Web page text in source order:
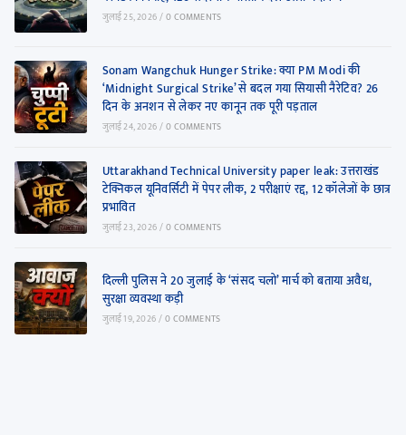
जुलाई 25, 2026/0 COMMENTS
Sonam Wangchuk Hunger Strike: क्या PM Modi की
‘Midnight Surgical Strike’ से बदल गया सियासी नैरेटिव? 26
दिन के अनशन से लेकर नए कानून तक पूरी पड़ताल
जुलाई 24, 2026/0 COMMENTS
Uttarakhand Technical University paper leak: उत्तराखंड
टेक्निकल यूनिवर्सिटी में पेपर लीक, 2 परीक्षाएं रद्द, 12 कॉलेजों के छात्र
प्रभावित
जुलाई 23, 2026/0 COMMENTS
दिल्ली पुलिस ने 20 जुलाई के ‘संसद चलो’ मार्च को बताया अवैध,
सुरक्षा व्यवस्था कड़ी
जुलाई 19, 2026/0 COMMENTS